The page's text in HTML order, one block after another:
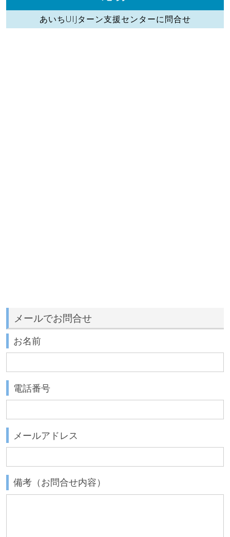
あいちUIJターン支援センターに問合せ
メールでお問合せ
お名前
電話番号
メールアドレス
備考（お問合せ内容）